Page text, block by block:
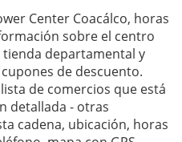
Center Coacálco, horas
sobre el centro
departamental y
de descuento.
de comercios que está
detallada - otras
cadena, ubicación, horas